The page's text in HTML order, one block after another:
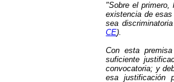
"Sobre el primero,
existencia de
sea
CE).
Con esta
suficiente
convocatoria; y
esa justificación